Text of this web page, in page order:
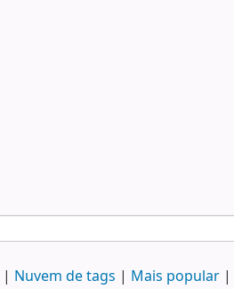
Nuvem de tags Mais popular